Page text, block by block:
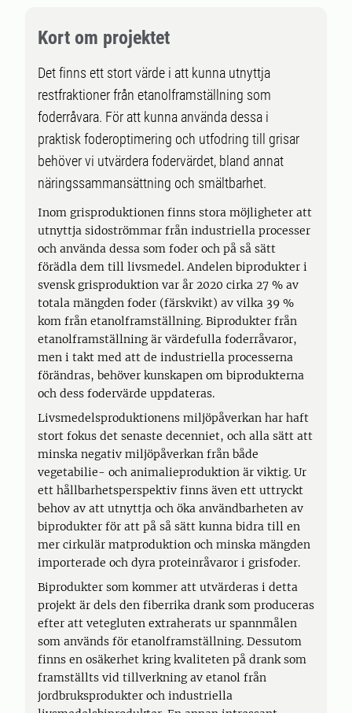
Kort om projektet
Det finns ett stort värde i att kunna utnyttja
restfraktioner från etanolframställning som
foderråvara. För att kunna använda dessa i
praktisk foderoptimering och utfodring till grisar
behöver vi utvärdera fodervärdet, bland annat
näringssammansättning och smältbarhet.
Inom grisproduktionen finns stora möjligheter att
utnyttja sidoströmmar från industriella processer
och använda dessa som foder och på så sätt
förädla dem till livsmedel. Andelen biprodukter i
svensk grisproduktion var år 2020 cirka 27 % av
totala mängden foder (färskvikt) av vilka 39 %
kom från etanolframställning. Biprodukter från
etanolframställning är värdefulla foderråvaror,
men i takt med att de industriella processerna
förändras, behöver kunskapen om biprodukterna
och dess fodervärde uppdateras.
Livsmedelsproduktionens miljöpåverkan har haft
stort fokus det senaste decenniet, och alla sätt att
minska negativ miljöpåverkan från både
vegetabilie- och animalieproduktion är viktig. Ur
ett hållbarhetsperspektiv finns även ett uttryckt
behov av att utnyttja och öka användbarheten av
biprodukter för att på så sätt kunna bidra till en
mer cirkulär matproduktion och minska mängden
importerade och dyra proteinråvaror i grisfoder.
Biprodukter som kommer att utvärderas i detta
projekt är dels den fiberrika drank som produceras
efter att vetegluten extraherats ur spannmålen
som används för etanolframställning. Dessutom
finns en osäkerhet kring kvaliteten på drank som
framställts vid tillverkning av etanol från
jordbruksprodukter och industriella